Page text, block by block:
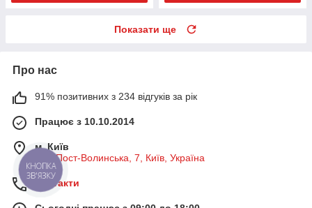
Показати ще
Про нас
91% позитивних з 234 відгуків за рік
Працює з 10.10.2014
м. Київ
вул. Пост-Волинська, 7, Київ, Україна
Контакти